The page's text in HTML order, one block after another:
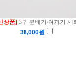
상품] 3구 분배기/여과기 세
38,000원